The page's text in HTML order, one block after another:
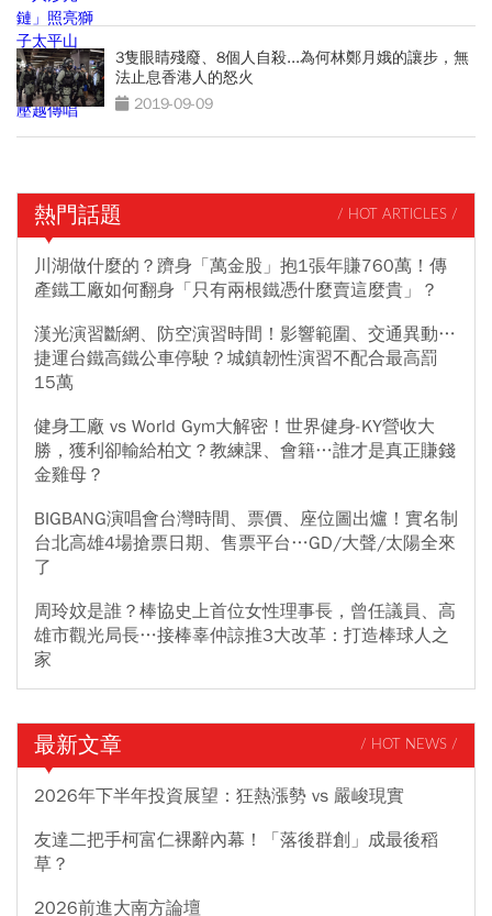
3隻眼睛殘廢、8個人自殺...為何林鄭月娥的讓步，無
法止息香港人的怒火
2019-09-09
熱門話題 / HOT ARTICLES /
川湖做什麼的？躋身「萬金股」抱1張年賺760萬！傳
產鐵工廠如何翻身「只有兩根鐵憑什麼賣這麼貴」？
漢光演習斷網、防空演習時間！影響範圍、交通異動…
捷運台鐵高鐵公車停駛？城鎮韌性演習不配合最高罰
15萬
健身工廠 vs World Gym大解密！世界健身-KY營收大
勝，獲利卻輸給柏文？教練課、會籍…誰才是真正賺錢
金雞母？
BIGBANG演唱會台灣時間、票價、座位圖出爐！實名制
台北高雄4場搶票日期、售票平台…GD/大聲/太陽全來
了
周玲妏是誰？棒協史上首位女性理事長，曾任議員、高
雄市觀光局長…接棒辜仲諒推3大改革：打造棒球人之
家
最新文章 / HOT NEWS /
2026年下半年投資展望：狂熱漲勢 vs 嚴峻現實
友達二把手柯富仁裸辭內幕！「落後群創」成最後稻
草？
2026前進大南方論壇